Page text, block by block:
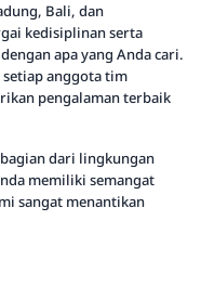
Bali, dan
kedisiplinan serta
apa yang Anda cari.
setiap anggota tim
pengalaman terbaik
dari lingkungan
memiliki semangat
sangat menantikan